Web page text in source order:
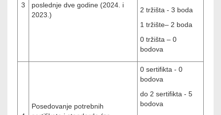
3
poslednje dve godine (2024. i
2023.)
2 tržišta - 3 boda
1 tržište– 2 boda
0 tržišta – 0
bodova
Posedovanje potrebnih
0 sertifikta - 0
bodova
do 2 sertifikta - 5
bodova